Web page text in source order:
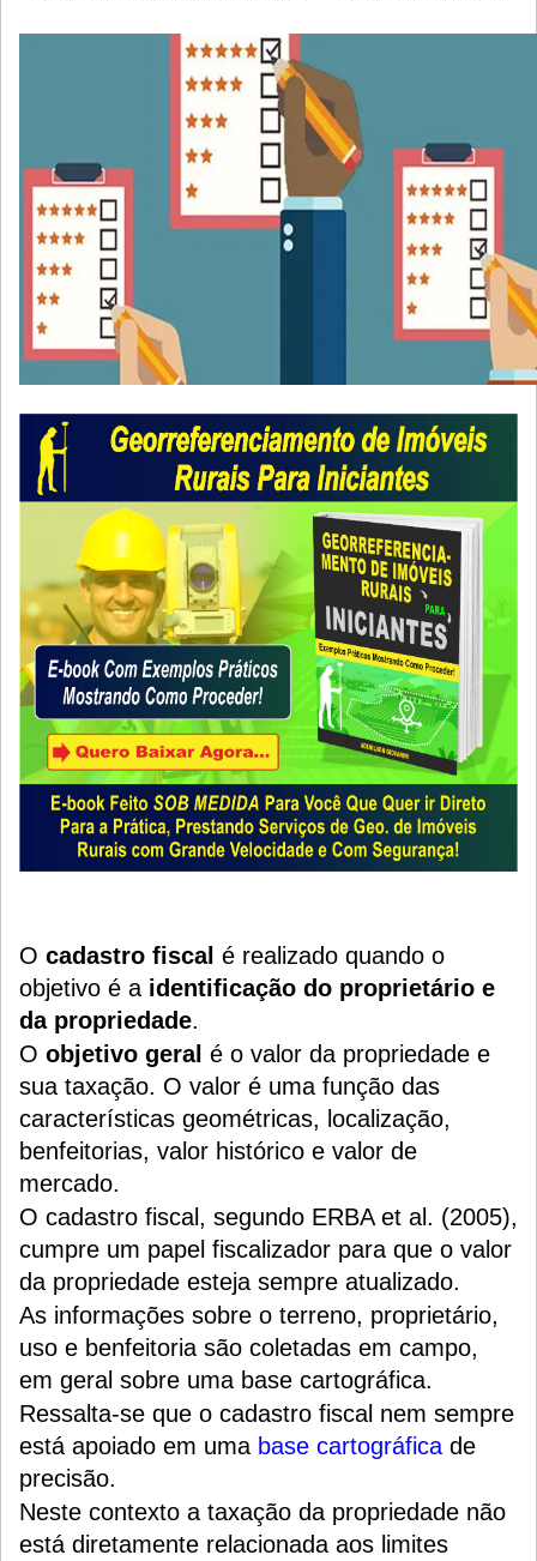
O cadastro fiscal é realizado quando o
objetivo é a identificação do proprietário e
da propriedade.
O objetivo geral é o valor da propriedade e
sua taxação. O valor é uma função das
características geométricas, localização,
benfeitorias, valor histórico e valor de
mercado.
O cadastro fiscal, segundo ERBA et al. (2005),
cumpre um papel fiscalizador para que o valor
da propriedade esteja sempre atualizado.
As informações sobre o terreno, proprietário,
uso e benfeitoria são coletadas em campo,
em geral sobre uma base cartográfica.
Ressalta-se que o cadastro fiscal nem sempre
está apoiado em uma base cartográfica de
precisão.
Neste contexto a taxação da propriedade não
está diretamente relacionada aos limites